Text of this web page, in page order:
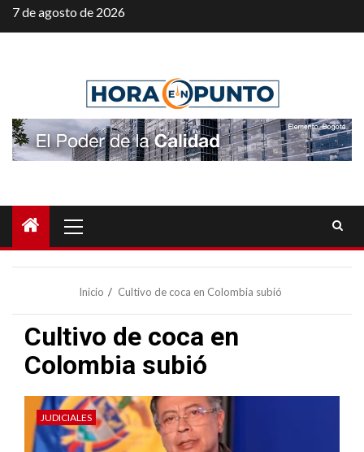
Saltar
al
7 de agosto de 2026
principal
Inicio Cultivo de coca en Colombia subió
Cultivo de coca en
Colombia subió
JUDICIALES